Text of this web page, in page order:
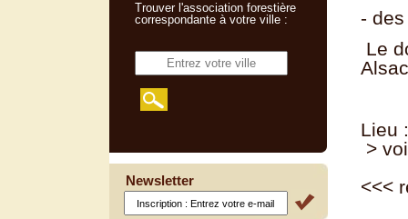
-
Le
Lieu
>
<<<
Trouver l'association forestière
correspondante à votre ville :
Newsletter